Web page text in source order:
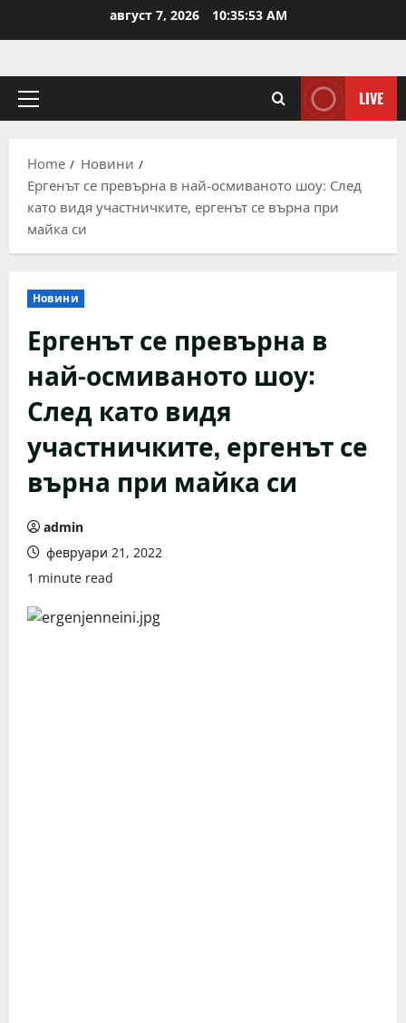
август 7, 2026 10:35:53 AM
Primary
LIVE
Home
Новини
Ергенът се превърна в най-осмиваното шоу: След
като видя участничките, ергенът се върна при
майка си
Новини
Ергенът се превърна в
най-осмиваното шоу:
След като видя
участничките, ергенът се
върна при майка си
admin
февруари 21, 2022
1 minute read